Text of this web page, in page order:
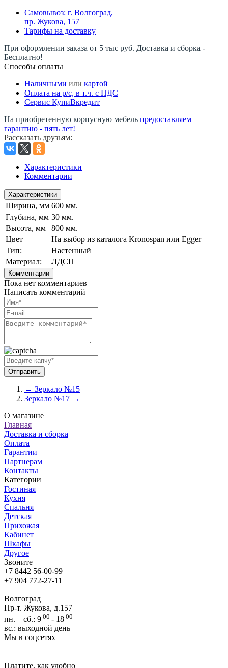
Самовывоз: г. Волгоград,
пр. Жукова, 157
Тарифы на доставку
При оформлении заказа от 5 тыс руб. Доставка и сборка -
Бесплатно!
Способы оплаты
Наличными или картой
Оплата на р/c, в т.ч. с НДС
Сервис КупиВкредит
На приобретенную корпусную мебель предоставляем
гарантию - пять лет!
Рассказать друзьям:
Характеристики
Комментарии
Характеристики
Ширина, мм 600 мм.
Глубина, мм 30 мм.
Высота, мм
800 мм.
Цвет
На выбор из каталога Kronospan или Egger
Тип:
Настенный
Материал:
ЛДСП
Комментарии
Пока нет комментариев
Написать комментарий
← Зеркало №15
Зеркало №17 →
О магазине
Главная
Доставка и сборка
Оплата
Гарантии
Партнерам
Контакты
Категории
Гостиная
Кухня
Спальня
Детская
Прихожая
Кабинет
Шкафы
Другое
Звоните
+7 8442 56-00-99
+7 904 772-27-11
Волгоград
Пр-т. Жукова, д.157
пн. – сб.: 9 00 - 18 00
вс.: выходной день
Мы в соцсетях
Платите, как удобно